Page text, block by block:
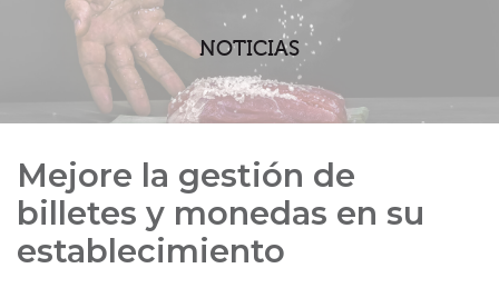
NOTICIAS
Mejore la gestión de
billetes y monedas en su
establecimiento